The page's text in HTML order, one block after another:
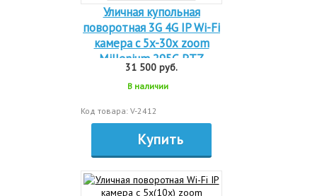
Уличная купольная
поворотная 3G 4G IP Wi-Fi
камера c 5x-30х zoom
Millenium 295G PTZ
31 500 руб.
В наличии
Код товара: V-2412
Купить